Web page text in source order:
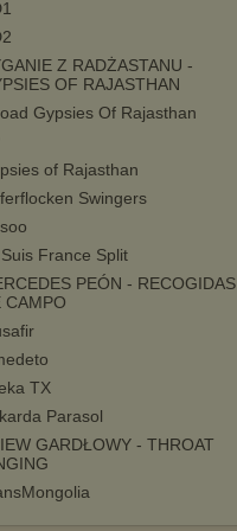
Z RADŻASTANU -
OF RAJASTHAN
Gypsies Of Rajasthan
of Rajasthan
Swingers
France Split
PEÓN - RECOGIDAS
CAMPO
TX
Parasol
GARDŁOWY - THROAT